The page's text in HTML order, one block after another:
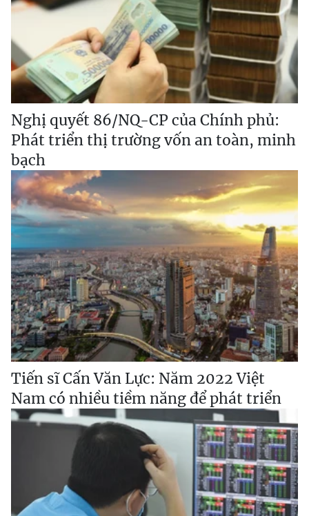
Nghị quyết 86/NQ-CP của Chính phủ:
Phát triển thị trường vốn an toàn, minh
bạch
Tiến sĩ Cấn Văn Lực: Năm 2022 Việt
Nam có nhiều tiềm năng để phát triển